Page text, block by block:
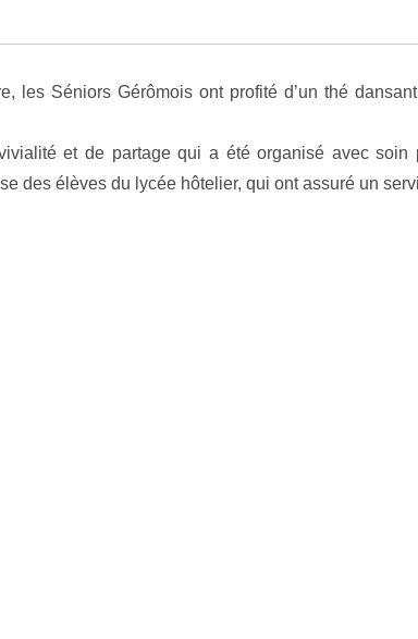
les Séniors Gérômois ont profité d’un thé
et de partage qui a été organisé avec
des élèves du lycée hôtelier, qui ont assuré un